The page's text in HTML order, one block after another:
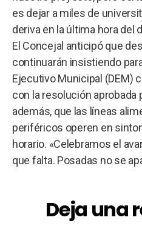
es dejar a miles de
deriva en la última hora del
El Concejal anticipó que
continuarán insistiendo
Ejecutivo Municipal (DEM)
con la resolución aprobada
además, que las líneas
periféricos operen en
horario. «Celebramos el
que falta. Posadas no se
Deja una